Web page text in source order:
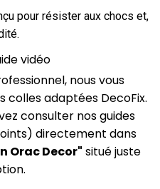
pour résister aux chocs et,
vidéo
nous vous
colles adaptées DecoFix.
consulter nos guides
directement dans
Orac Decor" situé juste